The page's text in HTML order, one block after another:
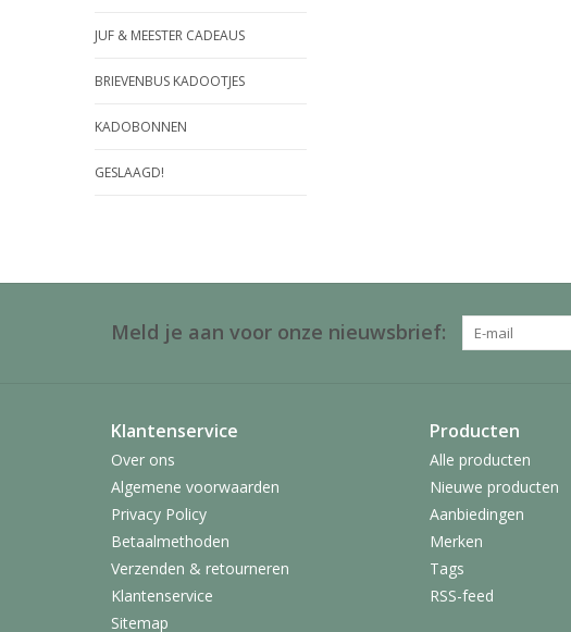
JUF & MEESTER CADEAUS
BRIEVENBUS KADOOTJES
KADOBONNEN
GESLAAGD!
Meld je aan voor onze nieuwsbrief:
Klantenservice
Over ons
Algemene voorwaarden
Privacy Policy
Betaalmethoden
Verzenden & retourneren
Klantenservice
Sitemap
Producten
Alle producten
Nieuwe producten
Aanbiedingen
Merken
Tags
RSS-feed